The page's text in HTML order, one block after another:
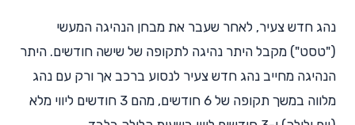
נהג חדש צעיר, לאחר שעבר את מבחן הנהיגה המעשי
("טסט") מקבל היתר נהיגה לתקופה של שישה חודשים. היתר
הנהיגה מחייב נהג חדש צעיר לנסוע ברכב אך ורק עם נהג
מלווה במשך תקופה של 6 חודשים, מהם 3 חודשים ליווי מלא